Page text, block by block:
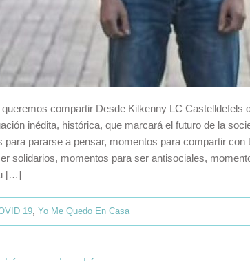
compartir Desde Kilkenny LC
inédita, histórica, que marcará el futuro de la
pararse a pensar, momentos para compartir
solidarios, momentos para ser antisociales,
[…]
19 Yo Me Quedo En Casa